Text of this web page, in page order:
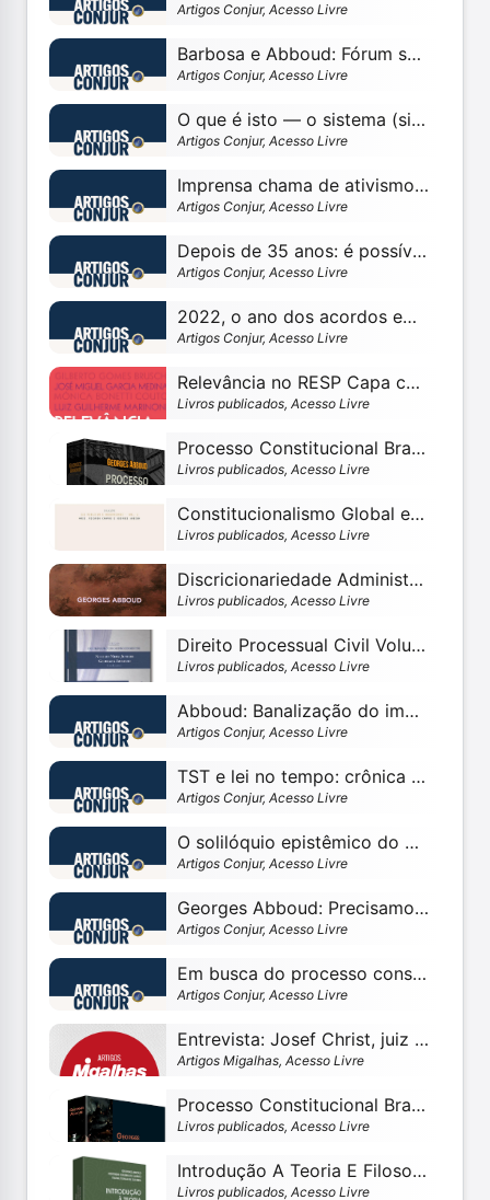
Artigos Conjur, Acesso Livre
Barbosa e Abboud: Fórum shopping e propriedade industrial
Artigos Conjur, Acesso Livre
O que é isto — o sistema (sic) de precedentes no CPC?
Artigos Conjur, Acesso Livre
Imprensa chama de ativismo toda decisão do STF que lhe desagrade
Artigos Conjur, Acesso Livre
Depois de 35 anos: é possível florescer onde não há luz?
Artigos Conjur, Acesso Livre
2022, o ano dos acordos em jurisdição constitucional
Artigos Conjur, Acesso Livre
Relevância no RESP Capa comum 1 novembro 2022
Livros publicados, Acesso Livre
Processo Constitucional Brasileiro Capa comum 12 março 2016
Livros publicados, Acesso Livre
Constitucionalismo Global eBook Kindle
Livros publicados, Acesso Livre
Discricionariedade Administrativa e Judicial Capa comum 25 outubro 2014
Livros publicados, Acesso Livre
Direito Processual Civil Volume 4 Ações Coletivas Capa dura 1 janeiro 1900
Livros publicados, Acesso Livre
Abboud: Banalização do impeachment de ministros do STF
Artigos Conjur, Acesso Livre
TST e lei no tempo: crônica de uma tese anunciada no Tema 23
Artigos Conjur, Acesso Livre
O solilóquio epistêmico do ministro Barroso sobre precedentes
Artigos Conjur, Acesso Livre
Georges Abboud: Precisamos rejeitar arbitragens supremas
Artigos Conjur, Acesso Livre
Em busca do processo constitucional autônomo
Artigos Conjur, Acesso Livre
Entrevista: Josef Christ, juiz do Tribunal Constitucional alemão*
Artigos Migalhas, Acesso Livre
Processo Constitucional Brasileiro Capa flexível 22 julho 2019
Livros publicados, Acesso Livre
Introdução A Teoria E Filosofia Do Direito Capa comum 1 janeiro 2013
Livros publicados, Acesso Livre